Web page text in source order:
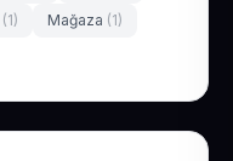
(1) Mağaza (1)